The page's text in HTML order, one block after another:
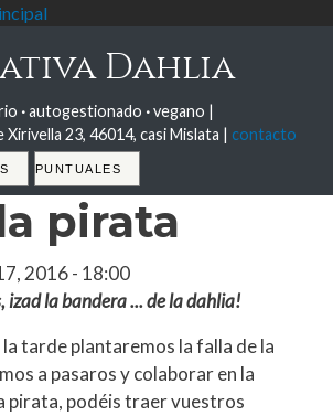
Dahlia
·autogestionado ·vegano |
Xirivella 23, 46014, casi Mislata | contacto
PUNTUALES
pirata
2016 - 18:00
izad la bandera ... de la dahlia!
la tarde plantaremos la falla de la
a pasaros y colaborar en la
pirata, podéis traer vuestros